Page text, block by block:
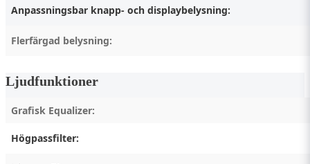
Anpassningsbar knapp- och displaybelysning:
Flerfärgad belysning:
Ljudfunktioner
Grafisk Equalizer:
Högpassfilter: